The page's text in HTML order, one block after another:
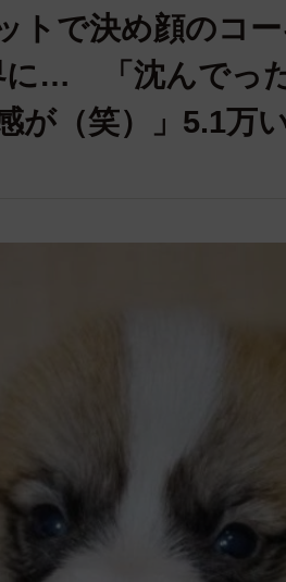
トで決め顔のコ
に… 「沈んでっ
が（笑）」5.1万